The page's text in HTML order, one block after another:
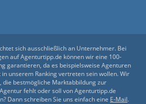
sich ausschließlich an Unternehmer. Bei
auf Agenturtipp.de können wir eine 100-
garantieren, da es beispielsweise Agenturen
unserem Ranking vertreten sein wollen. Wir
die bestmögliche Marktabbildung zur
fehlt oder soll von Agenturtipp.de
Dann schreiben Sie uns einfach eine E-Mail.